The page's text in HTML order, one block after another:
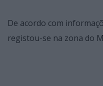
De acordo com
registou-se na zona do